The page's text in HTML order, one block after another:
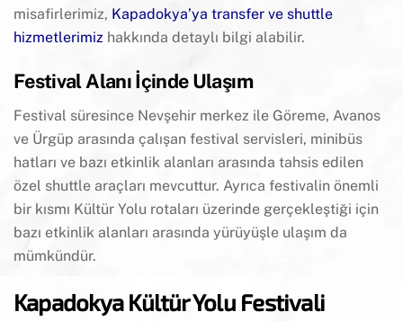
misafirlerimiz, Kapadokya’ya transfer ve shuttle
hizmetlerimiz hakkında detaylı bilgi alabilir.
Festival Alanı İçinde Ulaşım
Festival süresince Nevşehir merkez ile Göreme, Avanos
ve Ürgüp arasında çalışan festival servisleri, minibüs
hatları ve bazı etkinlik alanları arasında tahsis edilen
özel shuttle araçları mevcuttur. Ayrıca festivalin önemli
bir kısmı Kültür Yolu rotaları üzerinde gerçekleştiği için
bazı etkinlik alanları arasında yürüyüşle ulaşım da
mümkündür.
Kapadokya Kültür Yolu Festivali